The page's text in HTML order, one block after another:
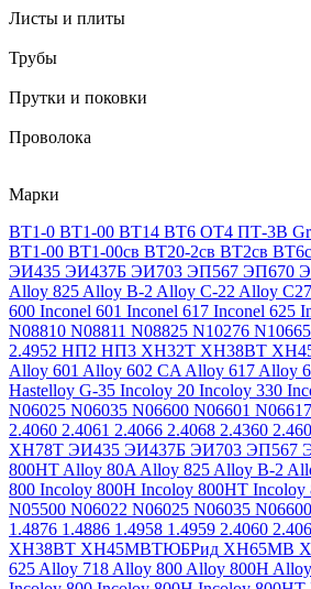
Листы и плиты
Трубы
Прутки и поковки
Проволока
Марки
ВТ1-0 ВТ1-00 ВТ14 ВТ6 ОТ4 ПТ-3В
ВТ1-00 ВТ1-00св ВТ20-2св ВТ2св
ЭИ435 ЭИ437Б ЭИ703 ЭП567 ЭП670
Alloy 825 Alloy B-2 Alloy C-22 Alloy
600 Inconel 601 Inconel 617 Inconel 625
N08810 N08811 N08825 N10276 N10665
2.4952 НП2 НП3 ХН32Т ХН38ВТ
Alloy 601 Alloy 602 CA Alloy 617 Alloy
Hastelloy G-35 Incoloy 20 Incoloy 330
N06025 N06035 N06600 N06601 N06617
2.4060 2.4061 2.4066 2.4068 2.4360
ХН78Т ЭИ435 ЭИ437Б ЭИ703 ЭП567
800HT Alloy 80A Alloy 825 Alloy B-2
800 Incoloy 800H Incoloy 800HT Incoloy
N05500 N06022 N06025 N06035 N06600
1.4876 1.4886 1.4958 1.4959 2.4060
ХН38ВТ ХН45МВТЮБРид ХН65МВ
625 Alloy 718 Alloy 800 Alloy 800H